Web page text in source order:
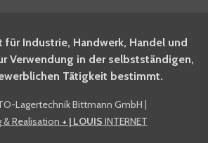
Newsletter Fachwissen
anmelden.
ich möchte mich für den
Shop-Newsletter
Industrie, Handwerk, Handel und
Verwendung in der selbstständigen,
Tätigkeit bestimmt.
Lagertechnik Bittmann GmbH |
Realisation + | LOUIS INTERNET